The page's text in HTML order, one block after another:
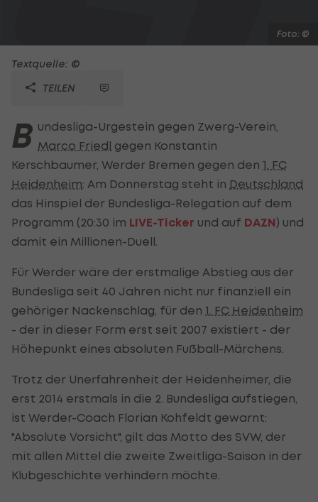
Foto: ©
Textquelle: ©
TEILEN
B undesliga-Urgestein gegen Zwerg-Verein,
Marco Friedl gegen Konstantin
Kerschbaumer, Werder Bremen gegen den 1. FC
Heidenheim: Am Donnerstag steht in Deutschland
das Hinspiel der Bundesliga-Relegation auf dem
Programm (20:30 im LIVE-Ticker und auf DAZN) und
damit ein Millionen-Duell.
Für Werder wäre der erstmalige Abstieg aus der
Bundesliga seit 40 Jahren nicht nur finanziell ein
gehöriger Nackenschlag, für den 1. FC Heidenheim
- der in dieser Form erst seit 2007 existiert - der
Höhepunkt eines absoluten Fußball-Märchens.
Trotz der Unerfahrenheit der Heidenheimer, die
erst 2014 erstmals in die 2. Bundesliga aufstiegen,
ist Werder-Coach Florian Kohfeldt gewarnt:
"Absolute Vorsicht", gilt das Motto des SVW, der
mit allen Mittel die zweite Zweitliga-Saison in der
Klubgeschichte verhindern möchte.